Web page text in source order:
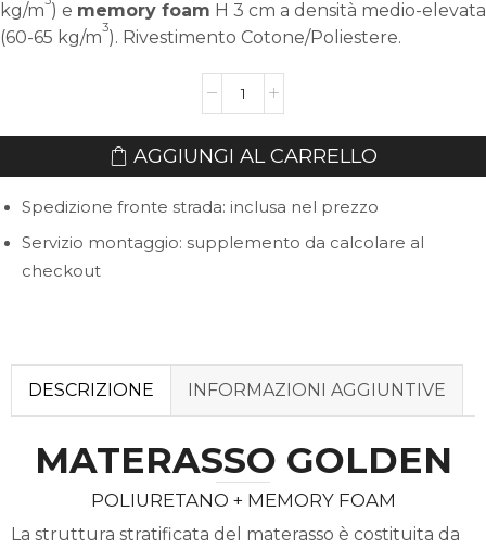
kg/m ) e memory foam H 3 cm a densità medio-elevata
(60-65 kg/m
3
). Rivestimento Cotone/Poliestere.
Materasso
Golden
quantità
AGGIUNGI AL CARRELLO
Spedizione fronte strada: inclusa nel prezzo
Servizio montaggio: supplemento da calcolare al
checkout
DESCRIZIONE INFORMAZIONI AGGIUNTIVE
MATERASSO GOLDEN
POLIURETANO + MEMORY FOAM
La struttura stratificata del materasso è costituita da